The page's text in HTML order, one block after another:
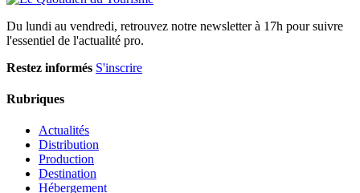
Du lundi au vendredi, retrouvez notre newsletter à 17h pour suivre
l'essentiel de l'actualité pro.
Restez informés S'inscrire
Rubriques
Actualités
Distribution
Production
Destination
Hébergement